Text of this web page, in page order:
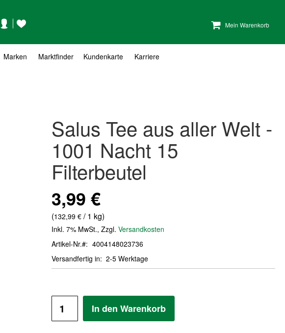
Mein Warenkorb
KontoWunschzettel
Marken Marktfinder Kundenkarte Karriere
Salus Tee aus aller Welt -
1001 Nacht 15
Filterbeutel
3,99 €
(132,99 €/ 1 kg)
Inkl. 7% MwSt., Zzgl. Versandkosten
Artikel-Nr.
4004148023736
Versandfertig in
2-5 Werktage
In den Warenkorb